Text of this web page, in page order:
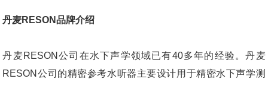
丹麦RESON品牌介绍
丹麦RESON公司在水下声学领域已有40多年的经验。丹麦
RESON公司的精密参考水听器主要设计用于精密水下声学测